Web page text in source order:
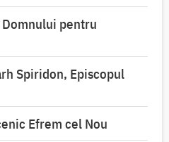
pentru
Spiridon, Episcopul
Efrem cel Nou